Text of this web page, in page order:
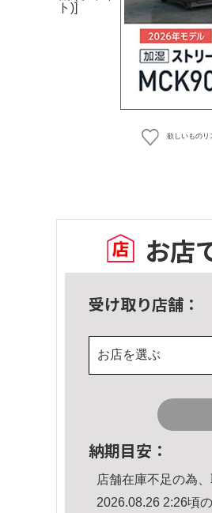
欲しいものリ
お店
受け取り店舗：
お店を選ぶ
納期目安：
店舗在庫不足の為
2026.08.26 2:26頃